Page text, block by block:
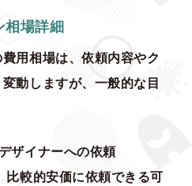
相場詳細
用相場は、依頼内容やク
動しますが、一般的な目
ザイナーへの依頼
比較的安価に依頼できる可